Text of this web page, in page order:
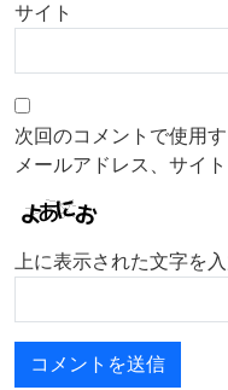
サイト
次回のコメントで使用
メールアドレス、サイト
上に表示された文字を入